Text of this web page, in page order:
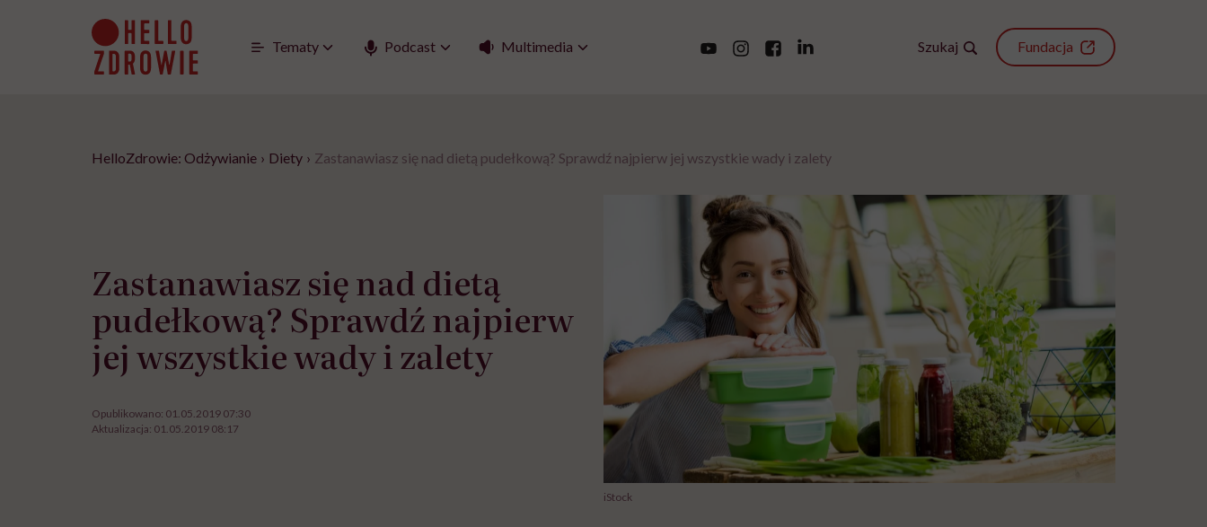
Tematy Podcast Multimedia Szukaj Fundacja
HelloZdrowie: Odżywianie › Diety › Zastanawiasz się nad dietą pudełkową? Sprawdź najpierw jej wszystkie wady i zalety
Zastanawiasz się nad dietą
pudełkową? Sprawdź najpierw
jej wszystkie wady i zalety
Opublikowano: 01.05.2019 07:30
Aktualizacja: 01.05.2019 08:17
iStock